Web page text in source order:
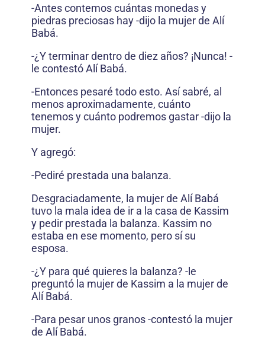
-Antes contemos cuántas monedas y
piedras preciosas hay -dijo la mujer de Alí
Babá.
-¿Y terminar dentro de diez años? ¡Nunca! -
le contestó Alí Babá.
-Entonces pesaré todo esto. Así sabré, al
menos aproximadamente, cuánto
tenemos y cuánto podremos gastar -dijo la
mujer.
Y agregó:
-Pediré prestada una balanza.
Desgraciadamente, la mujer de Alí Babá
tuvo la mala idea de ir a la casa de Kassim
y pedir prestada la balanza. Kassim no
estaba en ese momento, pero sí su
esposa.
-¿Y para qué quieres la balanza? -le
preguntó la mujer de Kassim a la mujer de
Alí Babá.
-Para pesar unos granos -contestó la mujer
de Alí Babá.